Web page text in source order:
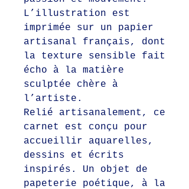
L’illustration est
imprimée sur un papier
artisanal français, dont
la texture sensible fait
écho à la matière
sculptée chère à
l’artiste.
Relié artisanalement, ce
carnet est conçu pour
accueillir aquarelles,
dessins et écrits
inspirés. Un objet de
papeterie poétique, à la